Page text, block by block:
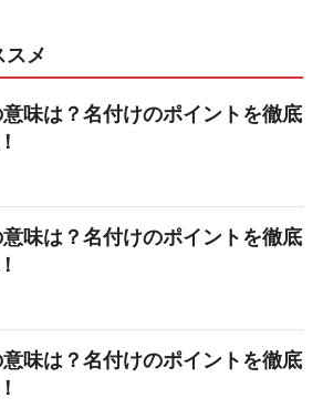
スメ
味は？名付けのポイントを徹底
味は？名付けのポイントを徹底
味は？名付けのポイントを徹底